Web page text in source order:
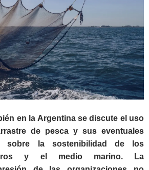
en la Argentina se discute el uso
de pesca y sus eventuales
sobre la sostenibilidad de los
y el medio marino. La